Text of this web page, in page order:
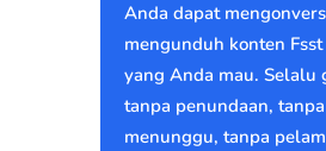
Anda dapat
mengunduh konten
yang Anda mau. Selalu
tanpa penundaan, tanpa
menunggu, tanpa